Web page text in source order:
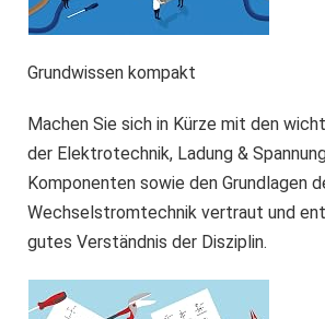
Grundwissen kompakt
Machen Sie sich in Kürze mit den
der Elektrotechnik, Ladung &
Komponenten sowie den Grundlagen
Wechselstromtechnik vertraut und
gutes Verständnis der Disziplin.